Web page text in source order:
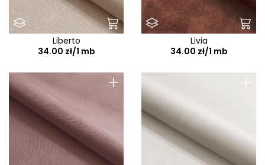
Liberto
34.00 zł/1 mb
Livia
34.00 zł/1 mb
+ +